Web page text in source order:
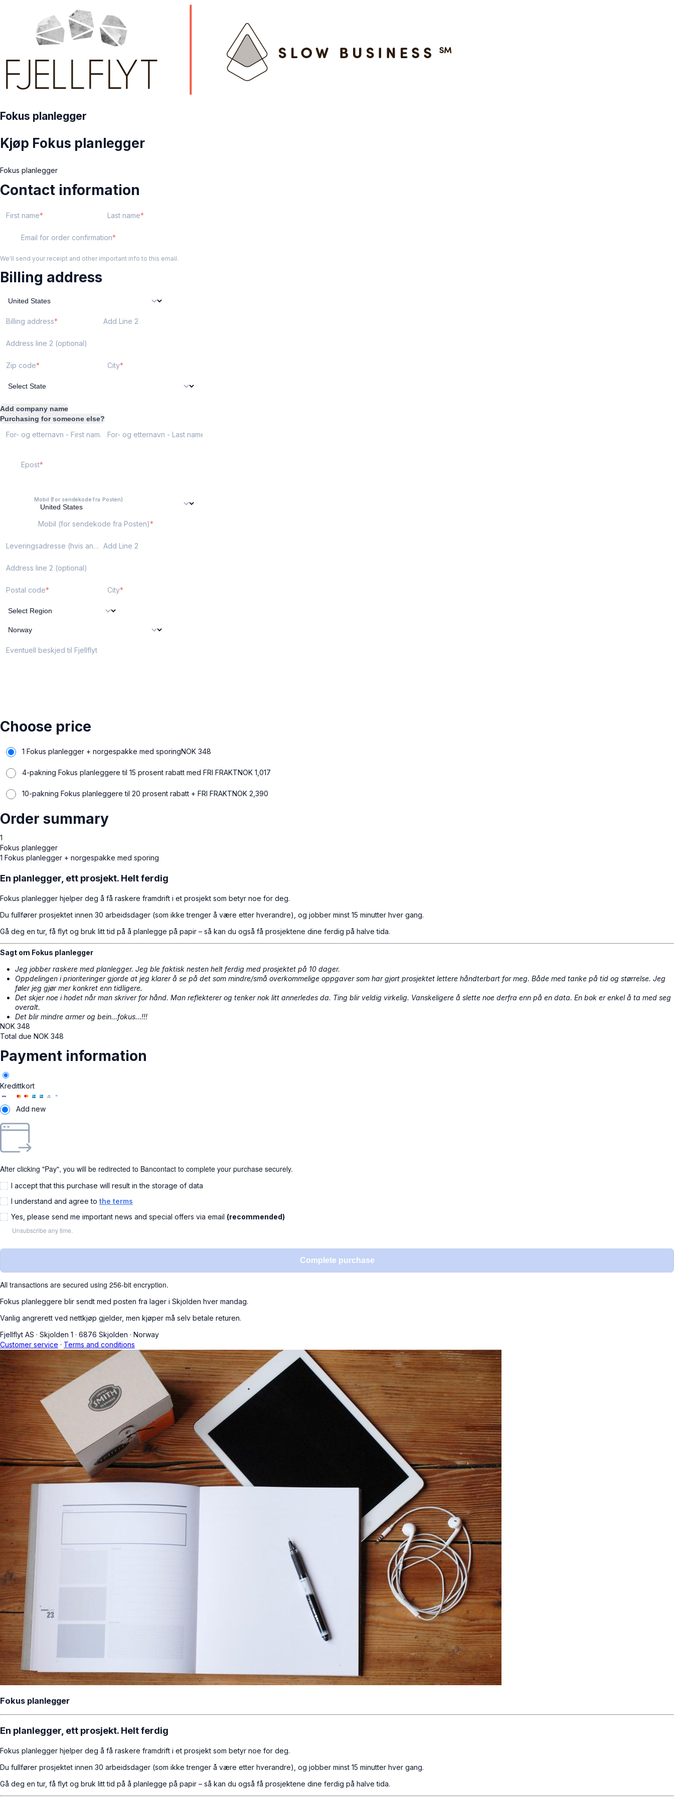
Fokus planlegger
Kjøp Fokus planlegger
Fokus planlegger
Contact information
First name Last name
Email for order confirmation
We'll send your receipt and other important info to this email.
Billing address
Billing address Add Line 2
Address line 2 (optional)
Zip code City
Add company name
Purchasing for someone else?
For- og etternavn - First name For- og etternavn - Last name
Epost
Mobil (for sendekode fra Posten)
Mobil (for sendekode fra Posten)
Leveringsadresse (hvis annen enn fakturaadresse) Add Line 2
Address line 2 (optional)
Postal code City
Eventuell beskjed til Fjellflyt
Choose price
1 Fokus planlegger + norgespakke med sporingNOK 348
4-pakning Fokus planleggere til 15 prosent rabatt med FRI FRAKTNOK 1,017
10-pakning Fokus planleggere til 20 prosent rabatt + FRI FRAKTNOK 2,390
Order summary
1
Fokus planlegger
1 Fokus planlegger + norgespakke med sporing
En planlegger, ett prosjekt. Helt ferdig
Fokus planlegger hjelper deg å få raskere framdrift i et prosjekt som betyr noe for deg.
Du fullfører prosjektet innen 30 arbeidsdager (som ikke trenger å være etter hverandre), og jobber minst 15 minutter hver gang.
Gå deg en tur, få flyt og bruk litt tid på å planlegge på papir – så kan du også få prosjektene dine ferdig på halve tida.
Sagt om Fokus planlegger
Jeg jobber raskere med planlegger. Jeg ble faktisk nesten helt ferdig med prosjektet på 10 dager.
Oppdelingen i prioriteringer gjorde at jeg klarer å se på det som mindre/små overkommelige oppgaver som har gjort prosjektet lettere håndterbart for meg. Både med tanke på tid og størrelse. Jeg
føler jeg gjør mer konkret enn tidligere.
Det skjer noe i hodet når man skriver for hånd. Man reflekterer og tenker nok litt annerledes da. Ting blir veldig virkelig. Vanskeligere å slette noe derfra enn på en data. En bok er enkel å ta med seg
overalt.
Det blir mindre armer og bein…fokus…!!!
NOK 348
Total due NOK 348
Payment information
Kredittkort
Add new
After clicking "Pay", you will be redirected to Bancontact to complete your purchase securely.
I accept that this purchase will result in the storage of data
I understand and agree to the terms
Yes, please send me important news and special offers via email (recommended)
Unsubscribe any time.
Complete purchase
All transactions are secured using 256-bit encryption.
Fokus planleggere blir sendt med posten fra lager i Skjolden hver mandag.
Vanlig angrerett ved nettkjøp gjelder, men kjøper må selv betale returen.
Fjellflyt AS · Skjolden 1 · 6876 Skjolden · Norway
Customer service · Terms and conditions
Fokus planlegger
En planlegger, ett prosjekt. Helt ferdig
Fokus planlegger hjelper deg å få raskere framdrift i et prosjekt som betyr noe for deg.
Du fullfører prosjektet innen 30 arbeidsdager (som ikke trenger å være etter hverandre), og jobber minst 15 minutter hver gang.
Gå deg en tur, få flyt og bruk litt tid på å planlegge på papir – så kan du også få prosjektene dine ferdig på halve tida.